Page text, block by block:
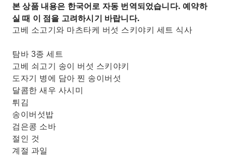
서일본 최대의 아울렛 몰, 고베 산다 프리미엄 아울
렛에서 쇼핑을 즐겨보세요!
본 상품 내용은 한국어로 자동 번역되었습니다. 예약하
실 때 이 점을 고려하시기 바랍니다.
고베 소고기와 마츠타케 버섯 스키야키 세트 식사
탐바 3종 세트
고베 쇠고기 송이 버섯 스키야키
도자기 병에 담아 찐 송이버섯
달콤한 새우 사시미
튀김
송이버섯밥
검은콩 소바
절인 것
계절 과일